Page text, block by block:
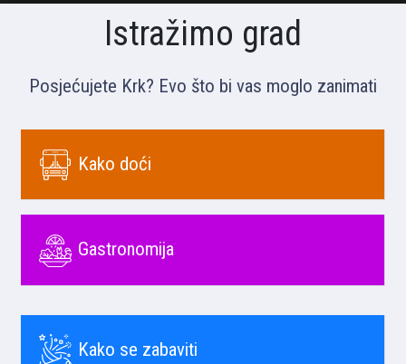
Istražimo grad
Posjećujete Krk? Evo što bi vas moglo zanimati
Kako doći
Gastronomija
Kako se zabaviti